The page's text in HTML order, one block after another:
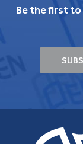
Be the first